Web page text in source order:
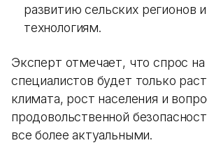
развитию сельских регионов
технологиям.
Эксперт отмечает, что спрос на
специалистов будет только
климата, рост населения и
продовольственной
все более актуальными.